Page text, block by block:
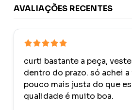
AVALIAÇÕES RECENTES
curti bastante a peça,
dentro do prazo. só achei a
pouco mais justa do que
qualidade é muito boa.